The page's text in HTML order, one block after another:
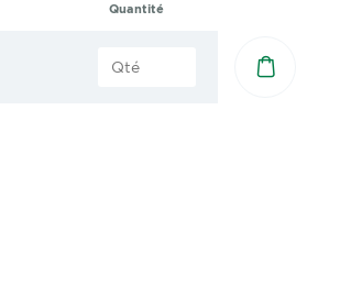
Quantité